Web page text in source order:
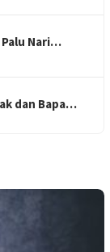
Nari…
dan Bapa…